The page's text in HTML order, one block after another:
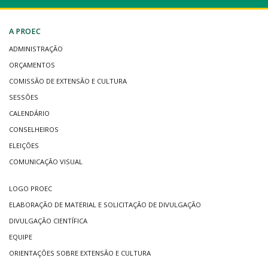
A PROEC
ADMINISTRAÇÃO
ORÇAMENTOS
COMISSÃO DE EXTENSÃO E CULTURA
SESSÕES
CALENDÁRIO
CONSELHEIROS
ELEIÇÕES
COMUNICAÇÃO VISUAL
LOGO PROEC
ELABORAÇÃO DE MATERIAL E SOLICITAÇÃO DE DIVULGAÇÃO
DIVULGAÇÃO CIENTÍFICA
EQUIPE
ORIENTAÇÕES SOBRE EXTENSÃO E CULTURA